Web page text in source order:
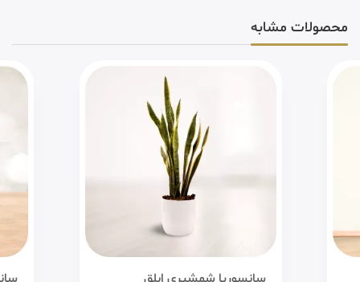
محصولات مشابه